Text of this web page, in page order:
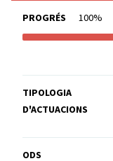
PROGRÉS 100%
TIPOLOGIA
D'ACTUACIONS
ODS